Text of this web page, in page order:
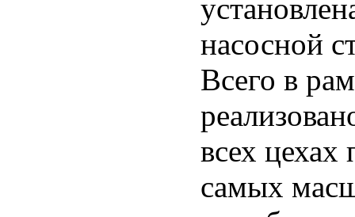
насосной
Всего в
всех цехах
самых